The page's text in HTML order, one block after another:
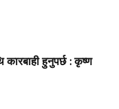
कारबाही हुनुपर्छ : कृष्ण